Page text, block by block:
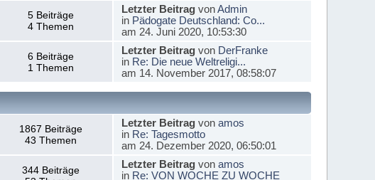
5 Beiträge
4 Themen
Letzter BeitragvonAdmin
in Pädogate Deutschland: Co...
am 24. Juni 2020, 10:53:30
6 Beiträge
1 Themen
Letzter Beitragvon DerFranke
in Re: Die neue Weltreligi...
am 14. November 2017, 08:58:07
1867 Beiträge
43 Themen
Letzter Beitragvon amos
in Re: Tagesmotto
am 24. Dezember 2020, 06:50:01
344 Beiträge
Letzter Beitragvon amos
in Re: VON WOCHE ZU WOCHE